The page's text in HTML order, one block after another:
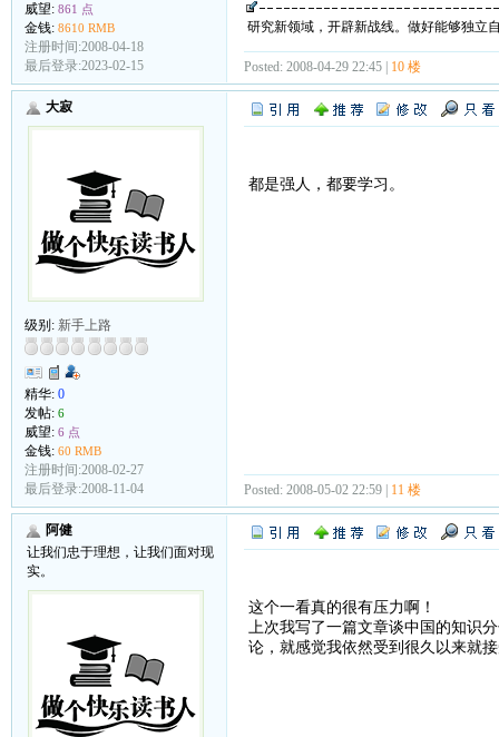
威望: 861 点
金钱: 8610 RMB
注册时间:2008-04-18
最后登录:2023-02-15
研究新领域，开辟新战线。做好能够独立
Posted: 2008-04-29 22:45 | 10 楼
大寂
级别: 新手上路
精华: 0
发帖: 6
威望: 6 点
金钱: 60 RMB
注册时间:2008-02-27
最后登录:2008-11-04
都是强人，都要学习。
Posted: 2008-05-02 22:59 | 11 楼
阿健
让我们忠于理想，让我们面对现
实。
这个一看真的很有压力啊！
上次我写了一篇文章谈中国的知识
论，就感觉我依然受到很久以来就